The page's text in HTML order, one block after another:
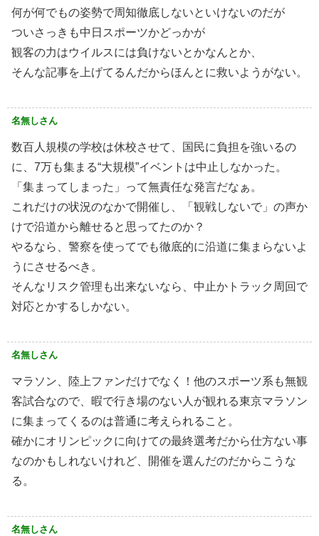
何が何でもの姿勢で周知徹底しないといけないのだが
ついさっきも中日スポーツかどっかが
観客の力はウイルスには負けないとかなんとか、
そんな記事を上げてるんだからほんとに救いようがない。
名無しさん
数百人規模の学校は休校させて、国民に負担を強いるの
に、7万も集まる“大規模”イベントは中止しなかった。
「集まってしまった」って無責任な発言だなぁ。
これだけの状況のなかで開催し、「観戦しないで」の声か
けで沿道から離せると思ってたのか？
やるなら、警察を使ってでも徹底的に沿道に集まらないよ
うにさせるべき。
そんなリスク管理も出来ないなら、中止かトラック周回で
対応とかするしかない。
名無しさん
マラソン、陸上ファンだけでなく！他のスポーツ系も無観
客試合なので、暇で行き場のない人が観れる東京マラソン
に集まってくるのは普通に考えられること。
確かにオリンピックに向けての最終選考だから仕方ない事
なのかもしれないけれど、開催を選んだのだからこうな
る。
名無しさん